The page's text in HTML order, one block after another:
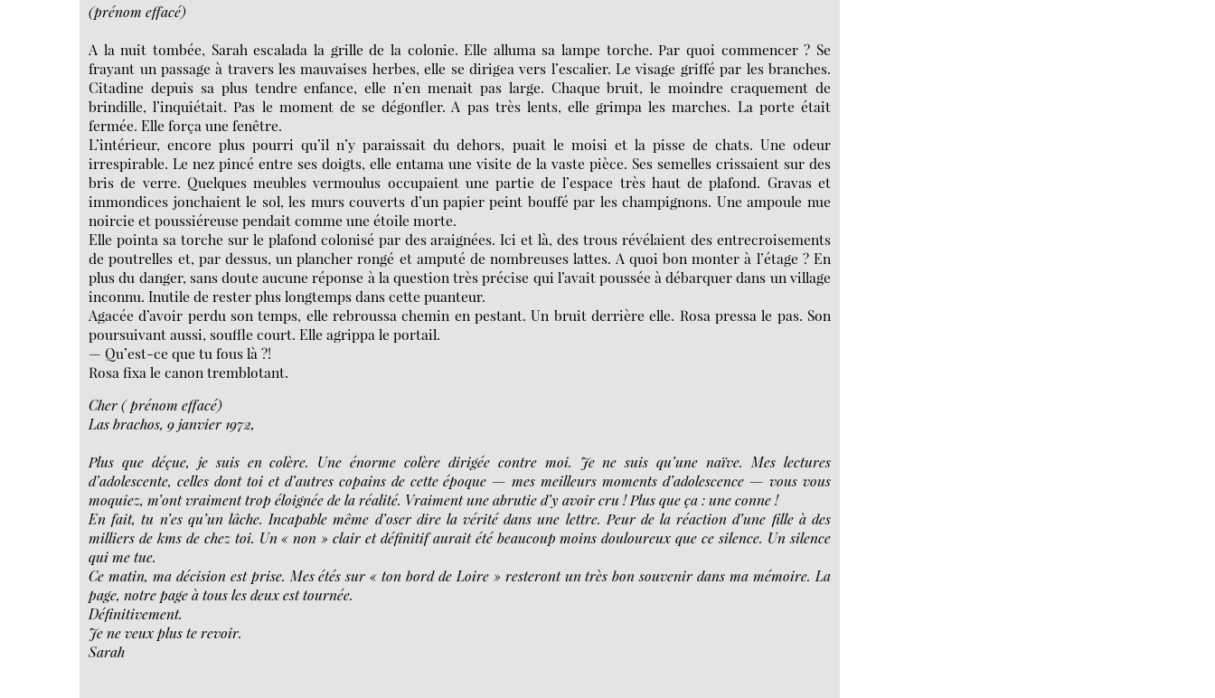
(prénom effacé)
A la nuit tombée, Sarah escalada la grille de la colonie. Elle alluma sa lampe torche. Par quoi commencer ? Se
frayant un passage à travers les mauvaises herbes, elle se dirigea vers l’escalier. Le visage griffé par les branches.
Citadine depuis sa plus tendre enfance, elle n’en menait pas large. Chaque bruit, le moindre craquement de
brindille, l’inquiétait. Pas le moment de se dégonfler. A pas très lents, elle grimpa les marches. La porte était
fermée. Elle força une fenêtre.
L’intérieur, encore plus pourri qu’il n’y paraissait du dehors, puait le moisi et la pisse de chats. Une odeur
irrespirable. Le nez pincé entre ses doigts, elle entama une visite de la vaste pièce. Ses semelles crissaient sur des
bris de verre. Quelques meubles vermoulus occupaient une partie de l’espace très haut de plafond. Gravas et
immondices jonchaient le sol, les murs couverts d’un papier peint bouffé par les champignons. Une ampoule nue
noircie et poussiéreuse pendait comme une étoile morte.
Elle pointa sa torche sur le plafond colonisé par des araignées. Ici et là, des trous révélaient des entrecroisements
de poutrelles et, par dessus, un plancher rongé et amputé de nombreuses lattes. A quoi bon monter à l’étage ? En
plus du danger, sans doute aucune réponse à la question très précise qui l’avait poussée à débarquer dans un village
inconnu. Inutile de rester plus longtemps dans cette puanteur.
Agacée d’avoir perdu son temps, elle rebroussa chemin en pestant. Un bruit derrière elle. Rosa pressa le pas. Son
poursuivant aussi, souffle court. Elle agrippa le portail.
— Qu’est-ce que tu fous là ?!
Rosa fixa le canon tremblotant.
Cher ( prénom effacé)
Las brachos, 9 janvier 1972,
Plus que déçue, je suis en colère. Une énorme colère dirigée contre moi. Je ne suis qu’une naïve. Mes lectures
d’adolescente, celles dont toi et d’autres copains de cette époque — mes meilleurs moments d’adolescence — vous vous
moquiez, m’ont vraiment trop éloignée de la réalité. Vraiment une abrutie d’y avoir cru ! Plus que ça : une conne !
En fait, tu n’es qu’un lâche. Incapable même d’oser dire la vérité dans une lettre. Peur de la réaction d’une fille à des
milliers de kms de chez toi. Un « non » clair et définitif aurait été beaucoup moins douloureux que ce silence. Un silence
qui me tue.
Ce matin, ma décision est prise. Mes étés sur « ton bord de Loire » resteront un très bon souvenir dans ma mémoire. La
page, notre page à tous les deux est tournée.
Définitivement.
Je ne veux plus te revoir.
Sarah